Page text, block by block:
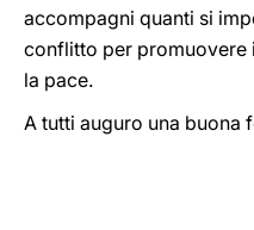
accompagni quanti si
conflitto per promuovere
la pace.
A tutti auguro una buona